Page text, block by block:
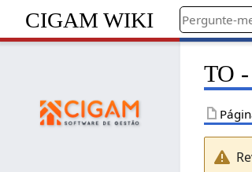
CIGAM WIKI
TO